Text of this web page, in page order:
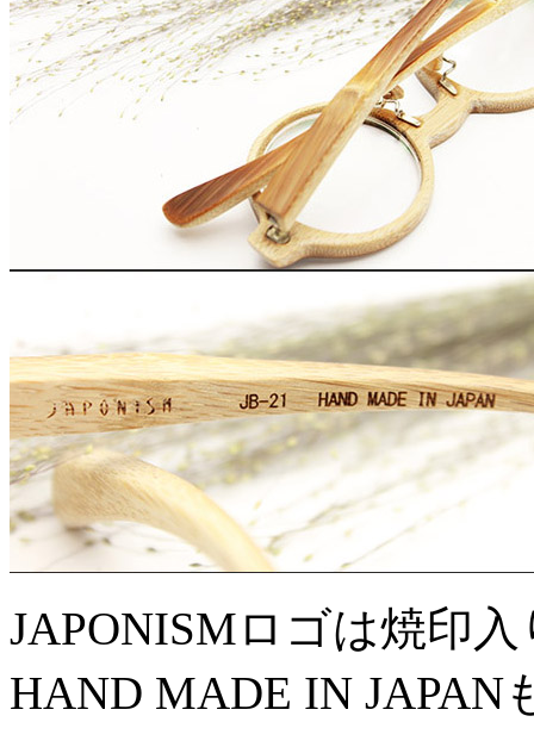
JAPONISMロゴは焼印
HAND MADE IN JAPAN